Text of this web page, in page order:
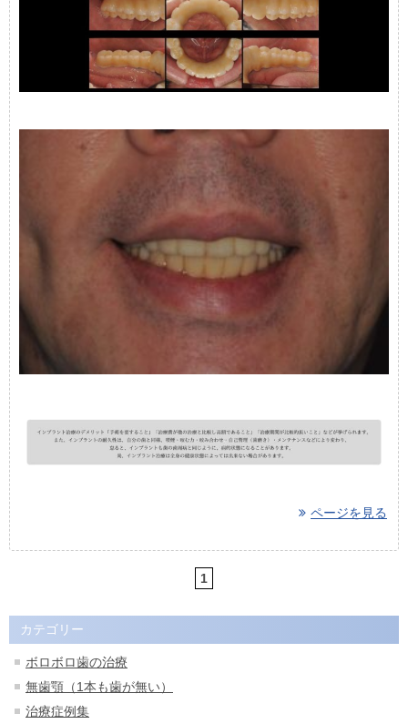
ページを見る
1
カテゴリー
ボロボロ歯の治療
無歯顎（1本も歯が無い）
治療症例集